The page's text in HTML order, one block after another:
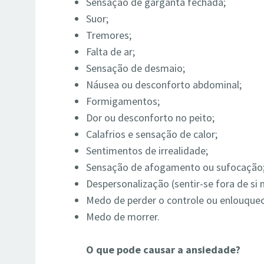
Suor;
Tremores;
Falta de ar;
Sensação de desmaio;
Náusea ou desconforto abdominal;
Formigamentos;
Dor ou desconforto no peito;
Calafrios e sensação de calor;
Sentimentos de irrealidade;
Sensação de afogamento ou
Despersonalização (sentir-se fora de si
Medo de perder o controle ou
Medo de morrer.
O que pode causar a ansiedade?